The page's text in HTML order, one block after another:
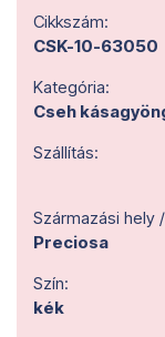
Cikkszám:
CSK-10-63050
Kategória:
Cseh
Szállítás:
Származási hely
Preciosa
Szín:
kék